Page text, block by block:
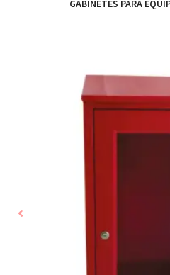
GABINETES PARA